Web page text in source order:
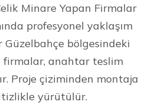
Minare Yapan Firmalar
profesyonel yaklaşım
bölgesindeki
firmalar, anahtar teslim
Proje çiziminden montaja
yürütülür.